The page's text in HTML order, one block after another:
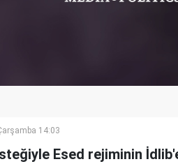
14:03
Esed rejiminin